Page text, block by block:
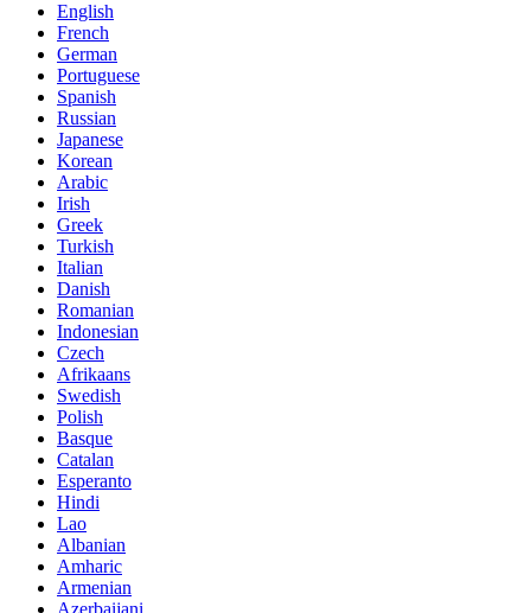
English
French
German
Portuguese
Spanish
Russian
Japanese
Korean
Arabic
Irish
Greek
Turkish
Italian
Danish
Romanian
Indonesian
Czech
Afrikaans
Swedish
Polish
Basque
Catalan
Esperanto
Hindi
Lao
Albanian
Amharic
Armenian